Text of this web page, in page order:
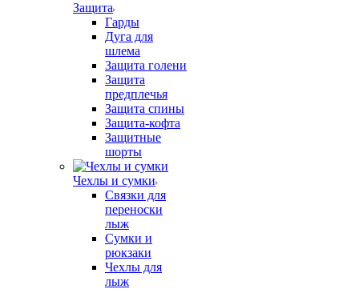
Защита
Гарды
Дуга для
шлема
Защита голени
Защита
предплечья
Защита спины
Защита-кофта
Защитные
шорты
Чехлы и сумки
Связки для
переноски
лыж
Сумки и
рюкзаки
Чехлы для
лыж